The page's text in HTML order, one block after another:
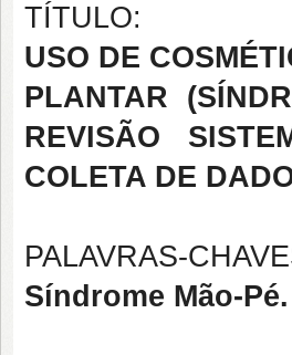
TÍTULO:
USO DE
PLANTAR
REVISÃO
COLETA DE
PALAVRAS-
Síndrome Mão-Pé.